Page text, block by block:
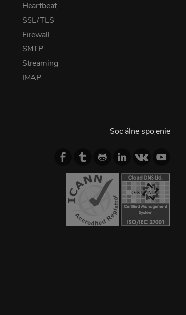
Heartbeat
SSL/TLS
Firewall
SMTP
Streaming
IMAP
Sociálne spojenie